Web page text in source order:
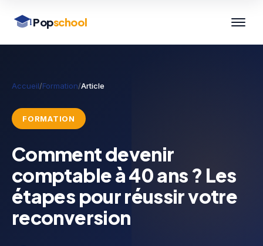
Popschool
Accueil/Formation/Article
FORMATION
Comment devenir
comptable à 40 ans ? Les
étapes pour réussir votre
reconversion